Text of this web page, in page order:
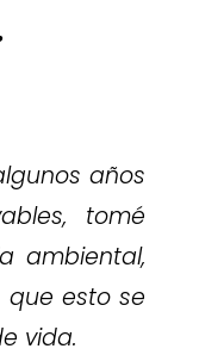
años
tomé
ambiental,
esto se
vida.